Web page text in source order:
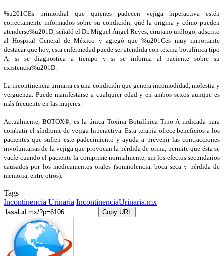
%u201CEs primordial que quienes padecen vejiga hiperactiva estén
correctamente informados sobre su condición, qué la origina y cómo pueden
atenderse%u201D, señaló el Dr. Miguel Ángel Reyes, cirujano urólogo, adscrito
al Hospital General de México y agregó que %u201Ces muy importante
destacar que hoy, esta enfermedad puede ser atendida con toxina botulínica tipo
A, si se diagnostica a tiempo y si se informa al paciente sobre su
existencia%u201D.
La incontinencia urinaria es una condición que genera incomodidad, molestia y
vergüenza. Puede manifestarse a cualquier edad y en ambos sexos aunque es
más frecuente en las mujeres.
Actualmente, BOTOX®, es la única Toxina Botulínica Tipo A indicada para
combatir el síndrome de vejiga hiperactiva. Esta terapia ofrece beneficios a los
pacientes que sufren este padecimiento y ayuda a prevenir las contracciones
involuntarias de la vejiga que provocan la pérdida de orina; permite que ésta se
vacíe cuando el paciente la comprime normalmente, sin los efectos secundarios
causados por los medicamentos orales (somnolencia, boca seca y pérdida de
memoria, entre otros).
Tags
Incontinencia Urinaria IncontinenciaUrinaria.mx
Copy URL